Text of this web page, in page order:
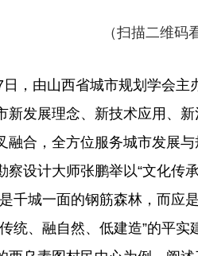
（扫描二维码
由山西省城市规划学会主
新发展理念、新技术应用、
合，全方位服务城市发展与
计大师张鹏举以“文化传
千城一面的钢筋森林，而应
统、融自然、低建造”的平实
绽芳华